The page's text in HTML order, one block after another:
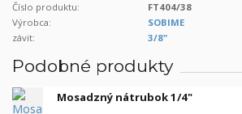
Číslo produktu:
FT404/38
Výrobca:
SOBIME
závit:
3/8"
Podobné produkty
Mosadzný nátrubok 1/4"